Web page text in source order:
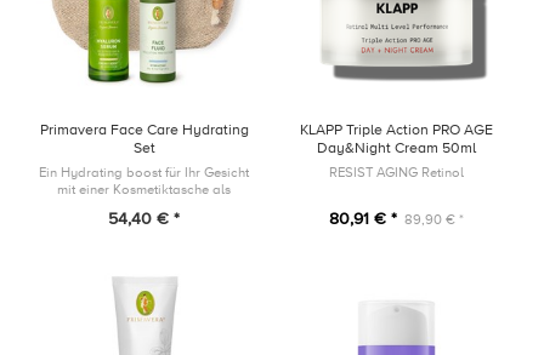
Primavera Face Care Hydrating
Set
Ein Hydrating boost für Ihr Gesicht
mit einer Kosmetiktasche als
54,40 € *
KLAPP Triple Action PRO AGE
Day&Night Cream 50ml
RESIST AGING Retinol
80,91 € * 89,90 € *